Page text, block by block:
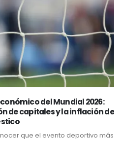
del Mundial 2026:
de capitales y la inflación de
que el evento deportivo más